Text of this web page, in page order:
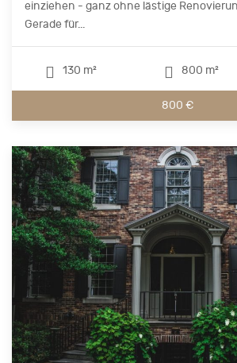
einziehen - ganz ohne lästige
Gerade für...
130 m² 800 m²
800 €